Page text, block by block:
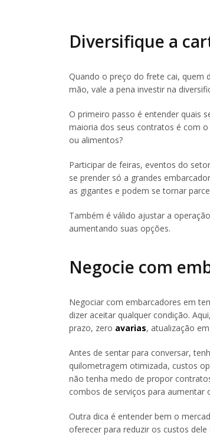
Diversifique a
Quando o preço do frete cai, quem
mão, vale a pena investir na
O primeiro passo é entender quais
maioria dos seus contratos é com
ou alimentos?
Participar de feiras, eventos do
se prender só a grandes
as gigantes e podem se tornar
Também é válido ajustar a
aumentando suas opções.
Negocie com
Negociar com embarcadores em
dizer aceitar qualquer condição.
prazo, zero avarias, atualização
Antes de sentar para conversar,
quilometragem otimizada, custos
não tenha medo de propor
combos de serviços para aumentar
Outra dica é entender bem o
oferecer para reduzir os custos